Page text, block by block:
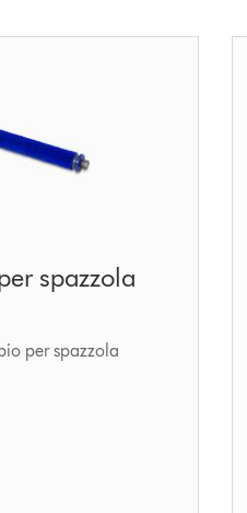
spazzola
per spazzola